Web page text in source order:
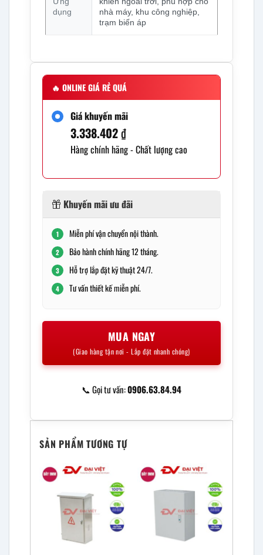
dụng
nhà máy, khu công nghiệp,
trạm biến áp
🔥 ONLINE GIÁ RẺ QUÁ
Giá khuyến mãi
3.338.402₫
Hàng chính hãng - Chất lượng cao
Khuyến mãi ưu đãi
1 Miễn phí vận chuyển nội thành.
2 Bảo hành chính hãng 12 tháng.
3 Hỗ trợ lắp đặt kỹ thuật 24/7.
4 Tư vấn thiết kế miễn phí.
MUA NGAY
(Giao hàng tận nơi - Lắp đặt nhanh chóng)
📞 Gọi tư vấn:0906.63.84.94
SẢN PHẨM TƯƠNG TỰ